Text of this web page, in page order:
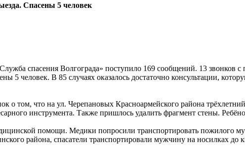
Спасены 5 человек
спасения Волгограда» поступило 169 сообщений. 13 звонков
5 человек. В 85 случаях оказалось достаточно консультации,
том, что на ул. Черепановых Красноармейского района трёхлетний
инструмента. Также пришлось удалить фрагмент стены.
помощи. Медики попросили транспортировать
района, спасатели транспортировали мужчину на носилках до